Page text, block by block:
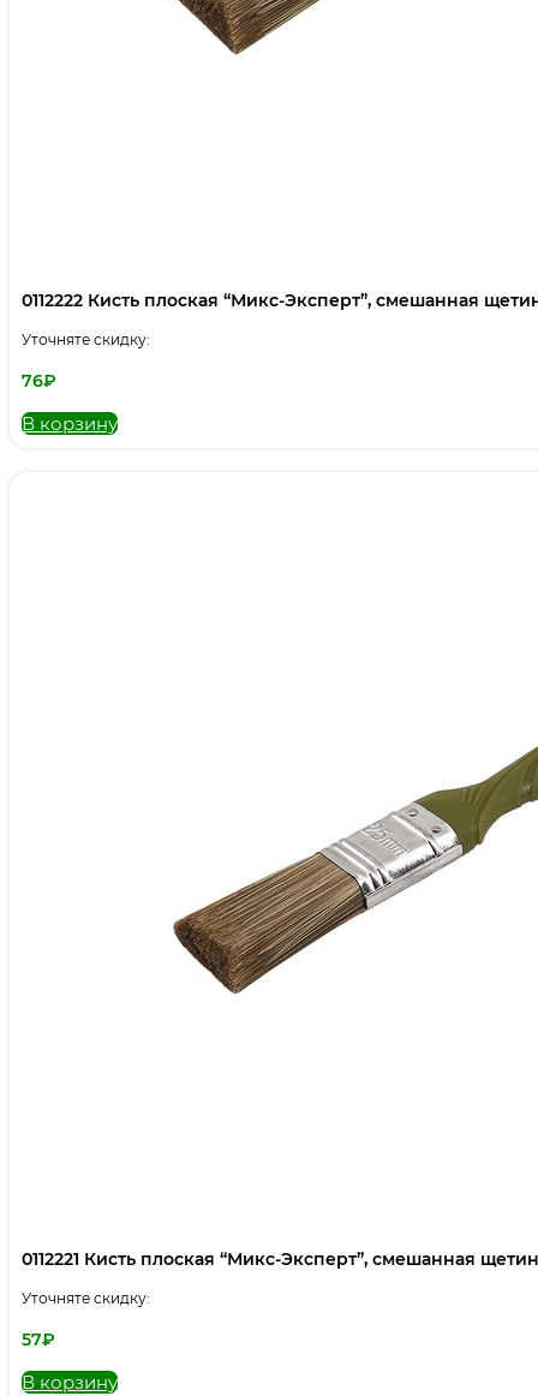
0112222 Кисть плоская “Микс-Эксперт”, смешанная
Уточняте скидку:
76₽
В корзину
0112221 Кисть плоская “Микс-Эксперт”, смешанная
Уточняте скидку:
57₽
В корзину